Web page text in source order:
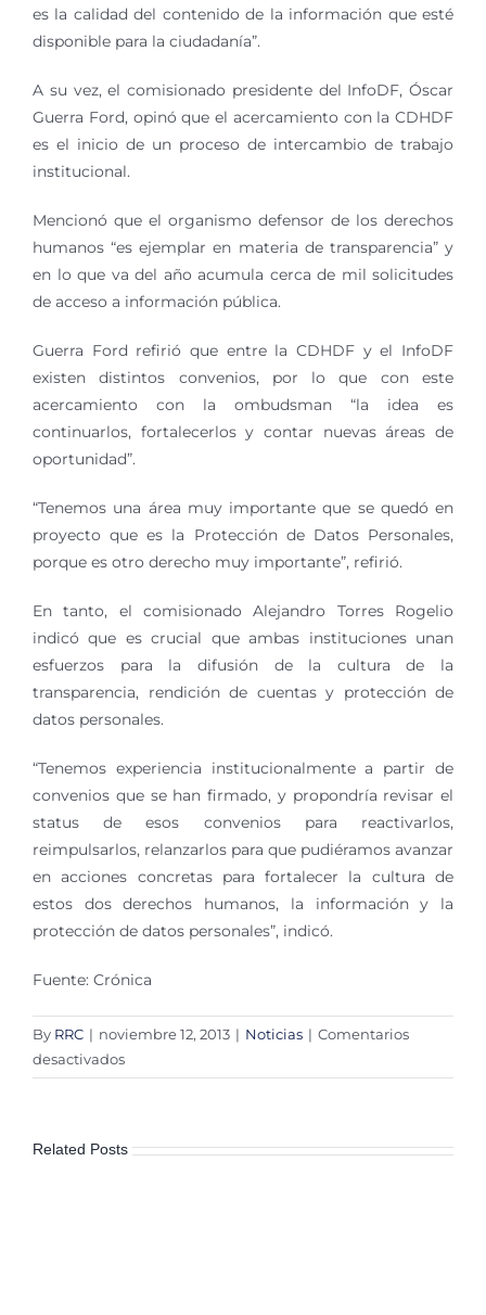
es la calidad del contenido de la información que esté
disponible para la ciudadanía”.
A su vez, el comisionado presidente del InfoDF, Óscar
Guerra Ford, opinó que el acercamiento con la CDHDF
es el inicio de un proceso de intercambio de trabajo
institucional.
Mencionó que el organismo defensor de los derechos
humanos “es ejemplar en materia de transparencia” y
en lo que va del año acumula cerca de mil solicitudes
de acceso a información pública.
Guerra Ford refirió que entre la CDHDF y el InfoDF
existen distintos convenios, por lo que con este
acercamiento con la ombudsman “la idea es
continuarlos, fortalecerlos y contar nuevas áreas de
oportunidad”.
“Tenemos una área muy importante que se quedó en
proyecto que es la Protección de Datos Personales,
porque es otro derecho muy importante”, refirió.
En tanto, el comisionado Alejandro Torres Rogelio
indicó que es crucial que ambas instituciones unan
esfuerzos para la difusión de la cultura de la
transparencia, rendición de cuentas y protección de
datos personales.
“Tenemos experiencia institucionalmente a partir de
convenios que se han firmado, y propondría revisar el
status de esos convenios para reactivarlos,
reimpulsarlos, relanzarlos para que pudiéramos avanzar
en acciones concretas para fortalecer la cultura de
estos dos derechos humanos, la información y la
protección de datos personales”, indicó.
Fuente: Crónica
By RRC | noviembre 12, 2013 | Noticias | Comentarios
desactivadosen
Presidenta
buscará
Related Posts